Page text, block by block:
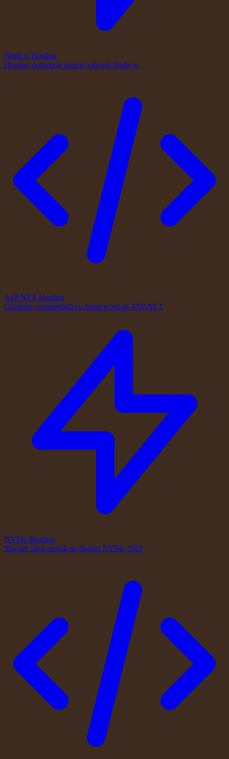
Node.js Hosting
Hosting optimizat pentru aplicații Node.js
ASP.NET Hosting
Găzduire compatibilă cu framework-ul ASP.NET
NVMe Hosting
Stocare ultra-rapidă pe discuri NVMe SSD